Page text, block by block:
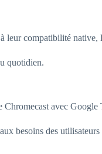
compatibilité
quotidien.
Chromecast avec
besoins des utilisateurs